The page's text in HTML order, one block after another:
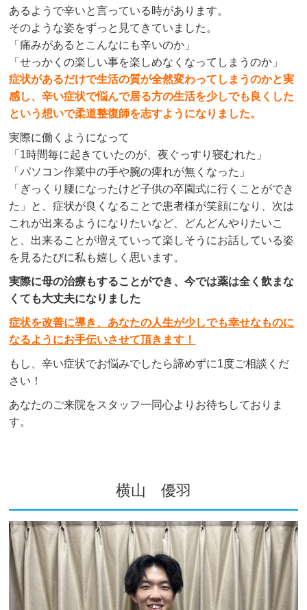
あるようで辛いと言っている時があります。
そのような姿をずっと見てきていました。
「痛みがあるとこんなにも辛いのか」
「せっかくの楽しい事を楽しめなくなってしまうのか」
症状があるだけで生活の質が全然変わってしまうのかと実
感し、辛い症状で悩んで居る方の生活を少しでも良くした
という想いで柔道整復師を志すようになりました。
実際に働くようになって
「1時間毎に起きていたのが、夜ぐっすり寝むれた」
「パソコン作業中の手や腕の痺れが無くなった」
「ぎっくり腰になったけど子供の卒園式に行くことができ
た」と、症状が良くなることで患者様が笑顔になり、次は
これが出来るようになりたいなど、どんどんやりたいこ
と、出来ることが増えていって楽しそうにお話している姿
を見るたびに私も嬉しく思います。
実際に母の治療もすることができ、今では薬は全く飲まな
くても大丈夫になりました
症状を改善に導き、あなたの人生が少しでも幸せなものに
なるようにお手伝いさせて頂きます！
もし、辛い症状でお悩みでしたら諦めずに1度ご相談くだ
さい！
あなたのご来院をスタッフ一同心よりお待ちしておりま
す。
横山 優羽